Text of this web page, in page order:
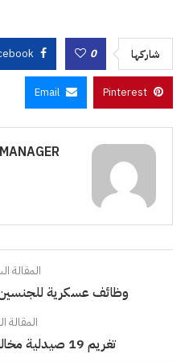
شاركها 0
Pinterest
Email
المقالة
وظائف عسكرية
المقالة
تغريم 19 صيدلية مخالفة بـ 500 ألف ريال